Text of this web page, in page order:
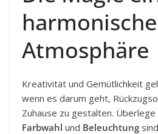
Atmosphäre
Kreativität und Gemütlichkeit
wenn es darum geht,
Zuhause zu gestalten.
Farbwahl und Beleuchtung